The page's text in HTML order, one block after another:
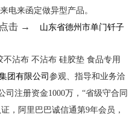
电来函定做异型产品。
击 →
山东省德州市单门钎子
布 硅胶垫 食品专用
团有限公司参观、指导和业务洽
注册资金1000万，“省级守合同
，阿里巴巴诚信通第9年会员，